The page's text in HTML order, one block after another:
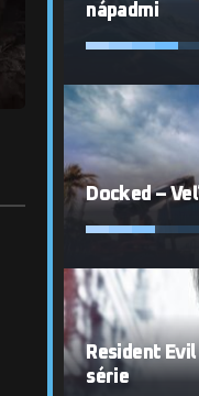
nápadmi
Docked –
Resident
série